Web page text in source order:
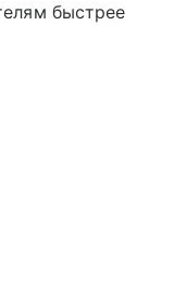
быстрее